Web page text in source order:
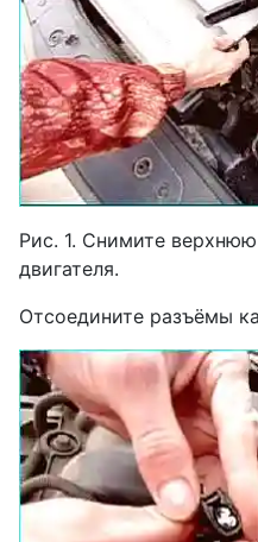
Рис. 1. Снимите
двигателя.
Отсоедините разъёмы